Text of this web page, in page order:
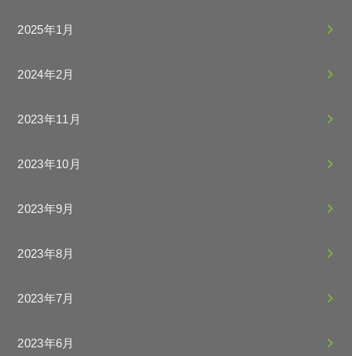
2025年1月
2024年2月
2023年11月
2023年10月
2023年9月
2023年8月
2023年7月
2023年6月